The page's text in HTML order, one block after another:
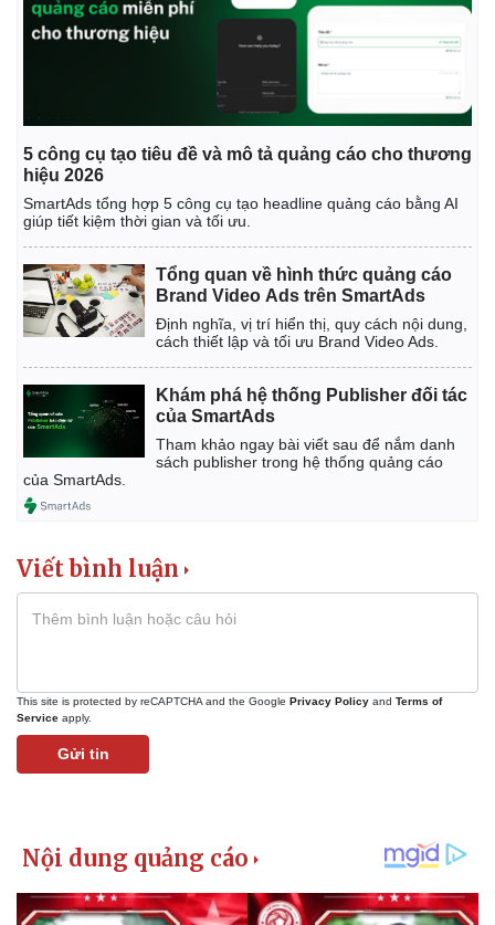
Kinh tế
Bất động sản
Khởi nghiệp
Thị trường
Giá vàng
Tỷ giá
Chứng khoán
Giá cà phê
5 công cụ tạo tiêu đề và mô tả quảng cáo cho thương
hiệu 2026
SmartAds tổng hợp 5 công cụ tạo headline quảng cáo bằng AI
giúp tiết kiệm thời gian và tối ưu.
Tổng quan về hình thức quảng cáo
Brand Video Ads trên SmartAds
Định nghĩa, vị trí hiển thị, quy cách nội dung,
cách thiết lập và tối ưu Brand Video Ads.
Khám phá hệ thống Publisher đối tác
của SmartAds
Tham khảo ngay bài viết sau để nắm danh
sách publisher trong hệ thống quảng cáo
của SmartAds.
Viết bình luận
This site is protected by reCAPTCHA and the Google Privacy Policy and Terms of
Service apply.
Gửi tin